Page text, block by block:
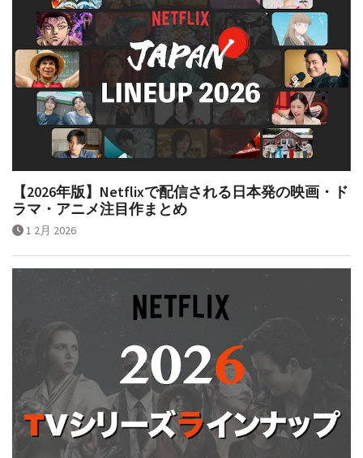
【2026年版】Netflixで配信される日本発の映画・ド
ラマ・アニメ注目作まとめ
1 2月 2026